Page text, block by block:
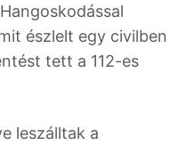
észlelt egy civilben
tett a 112-es
leszálltak a